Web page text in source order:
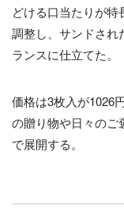
どける口当たりが
調整し、サンドされ
ランスに仕立てた。
価格は3枚入が1026
の贈り物や日々のご
で展開する。